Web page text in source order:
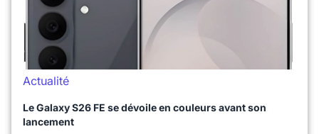
Actualité
Le Galaxy S26 FE se dévoile en couleurs avant son
lancement